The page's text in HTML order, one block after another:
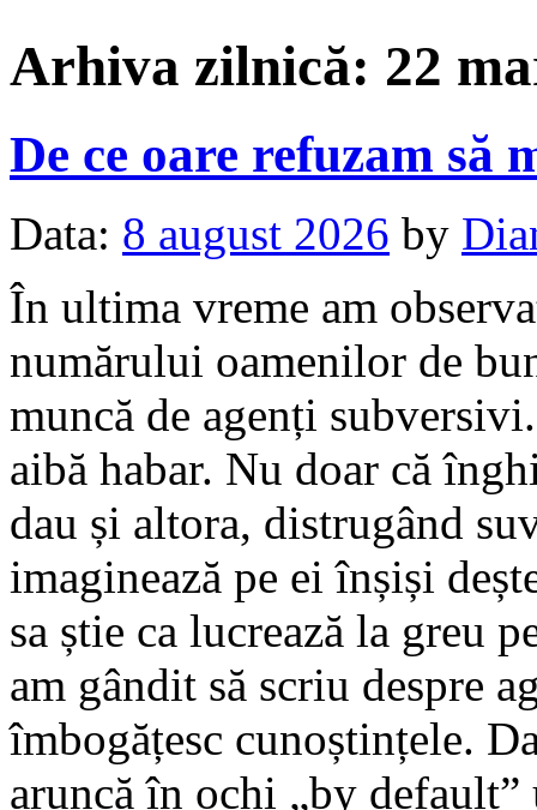
Arhiva zilnică: 22
De ce oare refuzam
Data: 8 august 2026 by
În ultima vreme am
numărului oamenilor de
muncă de agenți
aibă habar. Nu doar că
dau și altora, distrugând
imaginează pe ei înșiși
sa știe ca lucrează la greu
am gândit să scriu despre
îmbogățesc cunoștințele.
aruncă în ochi „by